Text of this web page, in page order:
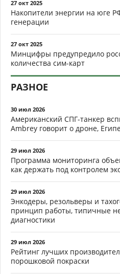
27 окт 2025
Накопители энергии на юге
генерации
27 окт 2025
Минцифры предупредило
количества сим-карт
РАЗНОЕ
30 июл 2026
Американский СПГ-танкер
Ambrey говорит о дроне,
29 июл 2026
Программа мониторинга
как держать под контролем
29 июл 2026
Энкодеры, резольверы и
принцип работы, типичные
диагностики
29 июл 2026
Рейтинг лучших
порошковой покраски